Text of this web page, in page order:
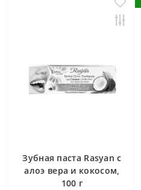
Зубная паста Rasyan с
алоэ вера и кокосом,
100 г